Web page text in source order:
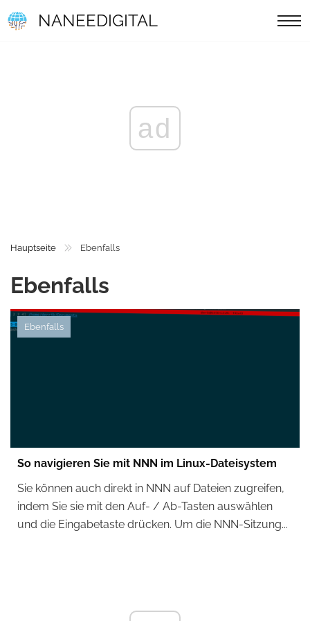
NANEEDIGITAL
ad
Hauptseite Ebenfalls
Ebenfalls
Ebenfalls
So navigieren Sie mit NNN im Linux-Dateisystem
Sie können auch direkt in NNN auf Dateien zugreifen,
indem Sie sie mit den Auf- / Ab-Tasten auswählen
und die Eingabetaste drücken. Um die NNN-Sitzung...